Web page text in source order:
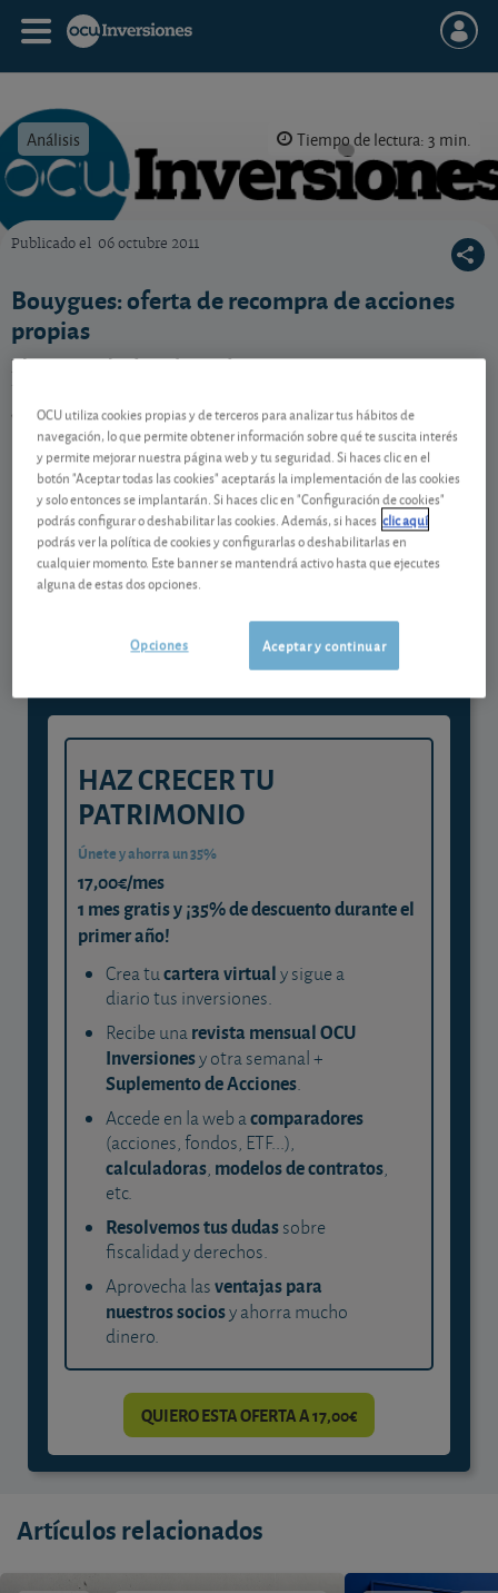
Análisis Tiempo de lectura: 3 min.
Publicado el 06 octubre 2011
Bouygues: oferta de recompra de acciones
propias
El grupo galo distribuye dinero entre sus accionistas a
¿Conviene aceptarla?
Contenido reservado a SOCIOS
Gestiona tu dinero con visión
experta
y consigue que cada euro trabaje
para ti
HAZ CRECER TU
PATRIMONIO
Únete y ahorra un 35%
17,00€/mes
1 mes gratis y ¡35% de descuento durante el
primer año!
Crea tucartera virtualy sigue a
diario tus inversiones.
Recibe unarevista mensual OCU
Inversionesy otra semanal +
Suplemento de Acciones.
Accede en la web acomparadores
(acciones, fondos, ETF...),
calculadoras, modelos de contratos,
etc.
Resolvemos tus dudassobre
fiscalidad y derechos.
Aprovecha lasventajas para
nuestros sociosy ahorra mucho
dinero.
QUIERO ESTA OFERTA A 17,00€
Artículos relacionados
OCU utiliza cookies propias y de terceros para analizar tus hábitos de
navegación, lo que permite obtener información sobre qué te suscita interés
y permite mejorar nuestra página web y tu seguridad. Si haces clic en el
botón "Aceptar todas las cookies" aceptarás la implementación de las cookies
y solo entonces se implantarán. Si haces clic en "Configuración de cookies"
podrás configurar o deshabilitar las cookies. Además, si haces clic aquí
podrás ver la política de cookies y configurarlas o deshabilitarlas en
cualquier momento. Este banner se mantendrá activo hasta que ejecutes
alguna de estas dos opciones.
Aceptar y continuar
Opciones